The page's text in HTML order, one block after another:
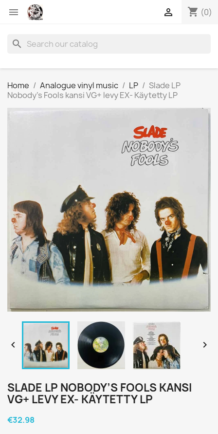
 shopping_cart (0)

search
Home Analogue vinyl music LP
Slade LP
Nobody’s Fools kansi VG+ levy EX- Käytetty LP
 
SLADE LP NOBODY’S FOOLS KANSI
VG+ LEVY EX- KÄYTETTY LP
€32.98